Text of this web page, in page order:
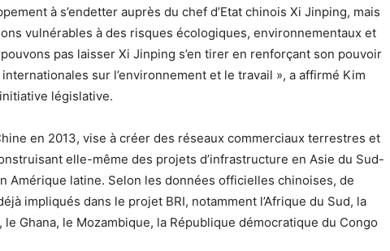
à s’endetter auprès du chef d’Etat chinois Xi Jinping, mais
vulnérables à des risques écologiques, environnementaux et
pas laisser Xi Jinping s’en tirer en renforçant son pouvoir
sur l’environnement et le travail », a affirmé Kim
législative.
en 2013, vise à créer des réseaux commerciaux terrestres et
elle-même des projets d’infrastructure en Asie du Sud-
Amérique latine. Selon les données officielles chinoises, de
impliqués dans le projet BRI, notamment l’Afrique du Sud, la
le Ghana, le Mozambique, la République démocratique du Congo